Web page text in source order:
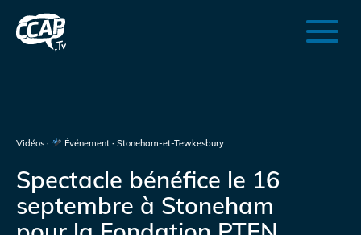
Vidéos · Événement · Stoneham-et-Tewkesbury
Spectacle bénéfice le 16
septembre à Stoneham